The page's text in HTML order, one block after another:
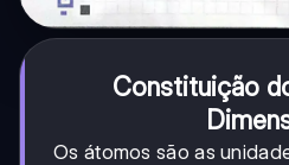
Constituição
Os átomos são as